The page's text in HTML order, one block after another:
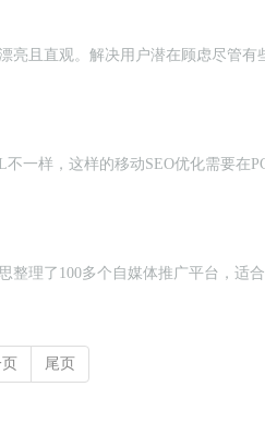
且直观。解决用户潜在顾虑尽管
一样，这样的移动SEO优化需要在
理了100多个自媒体推广平台，适
尾页